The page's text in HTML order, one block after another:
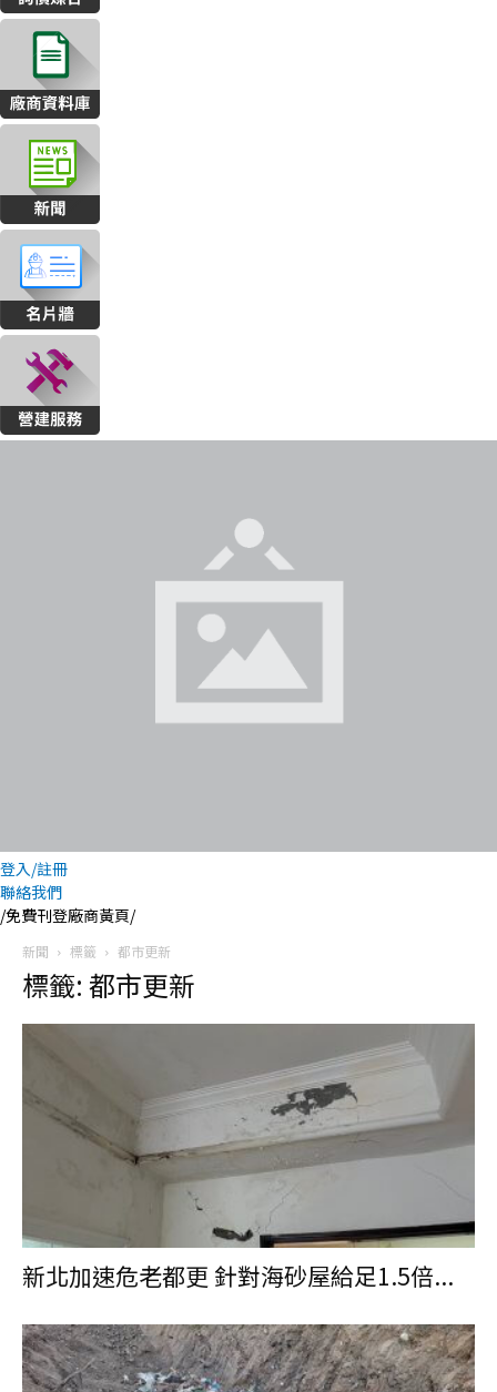
登入/註冊
聯絡我們
/免費刊登廠商黃頁/
新聞 標籤 都市更新
標籤: 都市更新
新北加速危老都更 針對海砂屋給足1.5倍...